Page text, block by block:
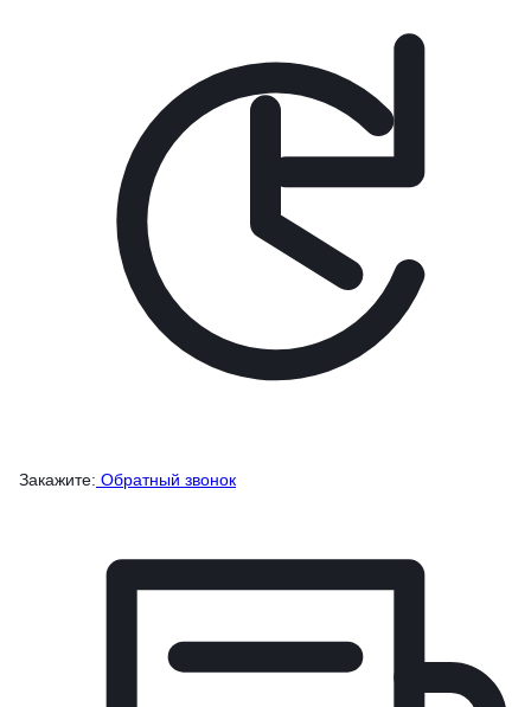
Закажите: Обратный звонок